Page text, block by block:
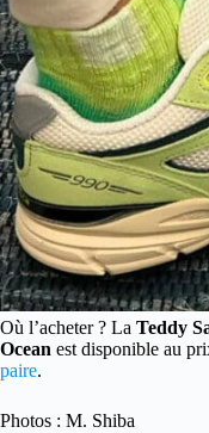
Où l’acheter ? La Teddy
Ocean est disponible au
paire.
Photos : M. Shiba